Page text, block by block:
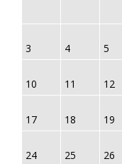
3 4 5
10 11 12
17 18 19
24 25 26